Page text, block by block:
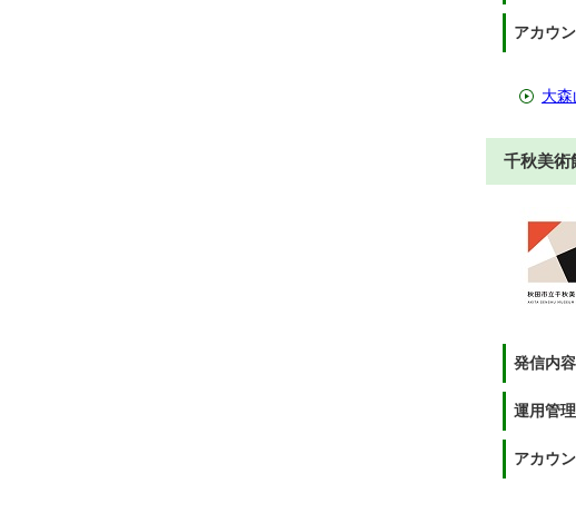
アカウ
大
千秋美術
発信内容
運用管
アカウ